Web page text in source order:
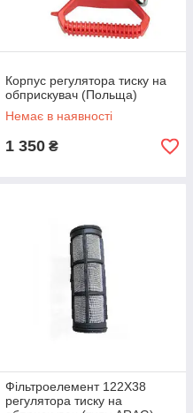
Корпус регулятора тиску на
обприскувач (Польща)
Немає в наявності
1 350 ₴
Фільтроелемент 122Х38
регулятора тиску на